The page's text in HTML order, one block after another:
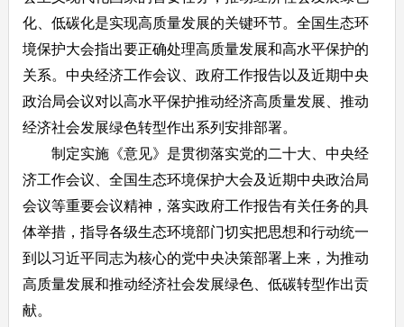
化、低碳化是实现高质量发展的关键环节。全国生态环
境保护大会指出要正确处理高质量发展和高水平保护的
关系。中央经济工作会议、政府工作报告以及近期中央
政治局会议对以高水平保护推动经济高质量发展、推动
经济社会发展绿色转型作出系列安排部署。
制定实施《意见》是贯彻落实党的二十大、中央经
济工作会议、全国生态环境保护大会及近期中央政治局
会议等重要会议精神，落实政府工作报告有关任务的具
体举措，指导各级生态环境部门切实把思想和行动统一
到以习近平同志为核心的党中央决策部署上来，为推动
高质量发展和推动经济社会发展绿色、低碳转型作出贡
献。